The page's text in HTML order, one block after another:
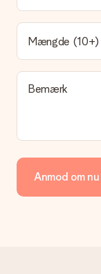
at vores
Hvilke
I øjeblikket er det
en pakke eller
hvilken måde din
Vi tilbyder
kreditkort, faktura
manuel betaling
Mængde (10+)
Bemærk
Anmod om nu